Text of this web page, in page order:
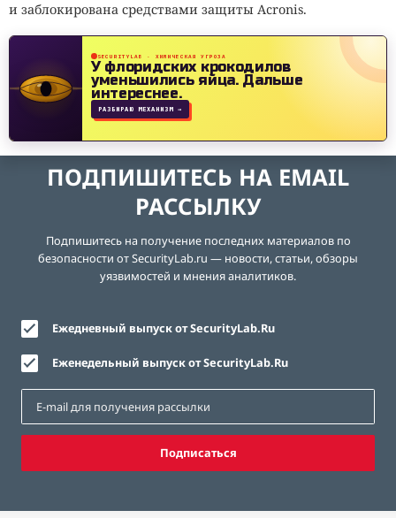
и заблокирована средствами защиты Acronis.
SECURITYLAB · ХИМИЧЕСКАЯ УГРОЗА
У флоридских крокодилов
уменьшились яйца.Дальше
интереснее.
РАЗБИРАЮ МЕХАНИЗМ →
ПОДПИШИТЕСЬ НА EMAIL
РАССЫЛКУ
Подпишитесь на получение последних материалов по
безопасности от SecurityLab.ru — новости, статьи, обзоры
уязвимостей и мнения аналитиков.
Ежедневный выпуск от SecurityLab.Ru
Еженедельный выпуск от SecurityLab.Ru
Подписаться